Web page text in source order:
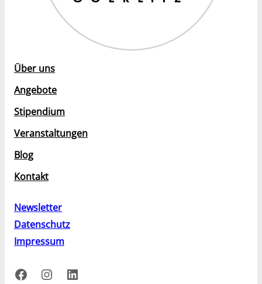
Über uns
Angebote
Stipendium
Veranstaltungen
Blog
Kontakt
Newsletter
Datenschutz
Impressum
Facebook Instagram LinkedIn